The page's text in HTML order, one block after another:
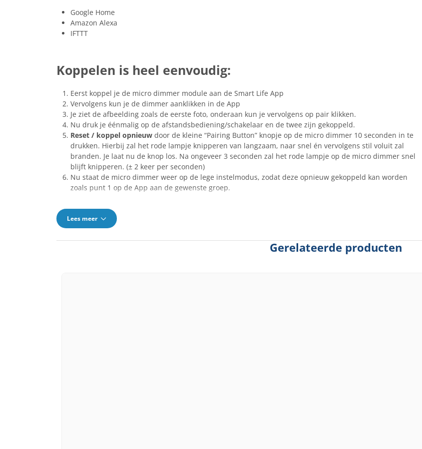
Google Home
Amazon Alexa
IFTTT
Koppelen is heel eenvoudig:
Eerst koppel je de micro dimmer module aan de Smart Life App
Vervolgens kun je de dimmer aanklikken in de App
Je ziet de afbeelding zoals de eerste foto, onderaan kun je vervolgens op pair klikken.
Nu druk je éénmalig op de afstandsbediening/schakelaar en de twee zijn gekoppeld.
Reset / koppel opnieuwdoor de kleine “Pairing Button” knopje op de micro dimmer 10 seconden in te
drukken. Hierbij zal het rode lampje knipperen van langzaam, naar snel én vervolgens stil voluit zal
branden. Je laat nu de knop los. Na ongeveer 3 seconden zal het rode lampje op de micro dimmer snel
blijft knipperen. (± 2 keer per seconden)
Nu staat de micro dimmer weer op de lege instelmodus, zodat deze opnieuw gekoppeld kan worden
zoals punt 1 op de App aan de gewenste groep.
Lees meer
Gerelateerde producten